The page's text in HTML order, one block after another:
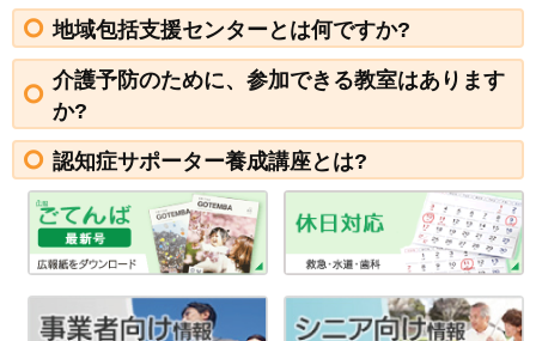
地域包括支援センターとは何ですか?
介護予防のために、参加できる教室はあります
か?
認知症サポーター養成講座とは?